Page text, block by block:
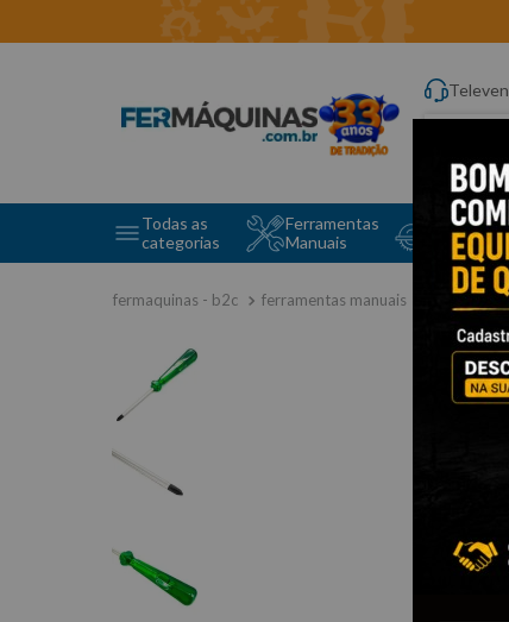
Digite aqui
Todas as
categorias
Ferramentas
Manuais
e Máquinas
ferramentas manuais chave